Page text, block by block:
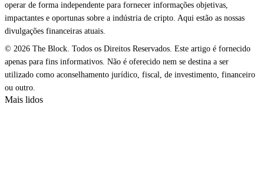
operar de forma independente para fornecer informações objetivas,
impactantes e oportunas sobre a indústria de cripto. Aqui estão as nossas
divulgações financeiras atuais.
© 2026 The Block. Todos os Direitos Reservados. Este artigo é fornecido
apenas para fins informativos. Não é oferecido nem se destina a ser
utilizado como aconselhamento jurídico, fiscal, de investimento, financeiro
ou outro.
Mais lidos